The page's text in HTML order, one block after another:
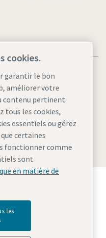
confidentialité
du site
Atlas Copco met en
Group
cookies.
garantir le bon
améliorer votre
contenu pertinent.
tous les cookies,
essentiels ou gérez
certaines
fonctionner comme
sont
en matière de
les